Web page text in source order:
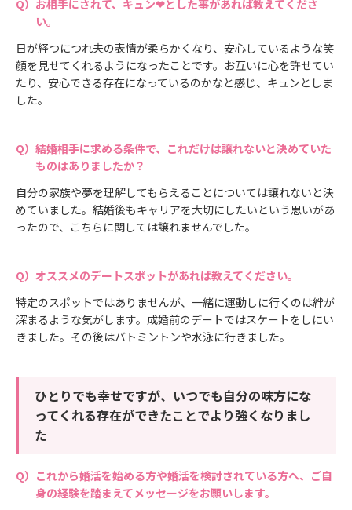
お相手にされて、キュン❤とした事があれば教えてくださ
い。
日が経つにつれ夫の表情が柔らかくなり、安心しているような笑
顔を見せてくれるようになったことです。お互いに心を許せてい
たり、安心できる存在になっているのかなと感じ、キュンとしま
した。
結婚相手に求める条件で、これだけは譲れないと決めていた
ものはありましたか？
自分の家族や夢を理解してもらえることについては譲れないと決
めていました。結婚後もキャリアを大切にしたいという思いがあ
ったので、こちらに関しては譲れませんでした。
オススメのデートスポットがあれば教えてください。
特定のスポットではありませんが、一緒に運動しに行くのは絆が
深まるような気がします。成婚前のデートではスケートをしにい
きました。その後はバトミントンや水泳に行きました。
ひとりでも幸せですが、いつでも自分の味方にな
ってくれる存在ができたことでより強くなりまし
た
これから婚活を始める方や婚活を検討されている方へ、ご自
身の経験を踏まえてメッセージをお願いします。